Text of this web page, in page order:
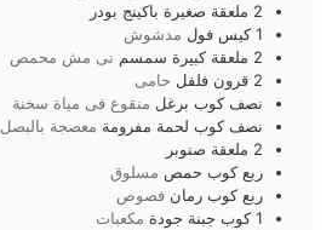
2 ملعقة صغيرة باكينج بودر
1 كيس فول مدشوش
2 ملعقة كبيرة سمسم نى مش محمص
2 قرون فلفل حامى
نصفكوب برغل منقوع فى مياة سخنة
نصف كوب لحمة مفرومة معصجة بالبصل
2 ملعقة صنوبر
ربعكوب حمص مسلوق
ربعكوب رمان فصوص
1 كوب جبنة جودة مكعبات